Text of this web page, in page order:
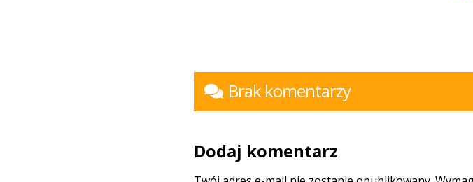
Brak komentarzy
Dodaj komentarz